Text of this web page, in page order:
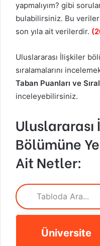
yapmalıyım? gibi
bulabilirsiniz. Bu veriler
son yıla ait verilerdir.
Uluslararası İlişkiler
sıralamalarını
Taban Puanları ve
inceleyebilirsiniz.
Bölümüne
Ait Netler:
Üniversite